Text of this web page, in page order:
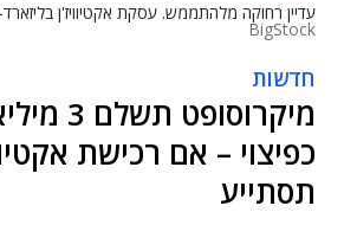
עדיין רחוקה מלהתממש. עסקת אקטיוויז'ן
BigStock
חדשות
כפיצוי – אם רכישת
תסתייע